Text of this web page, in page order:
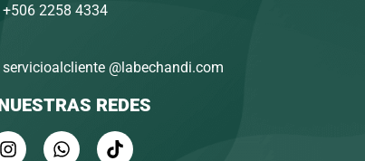
+506 2258 4334
servicioalcliente @labechandi.com
REDES
I
W
T